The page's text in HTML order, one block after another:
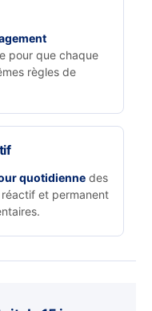
pour que chaque
règles de
quotidienne des
et permanent